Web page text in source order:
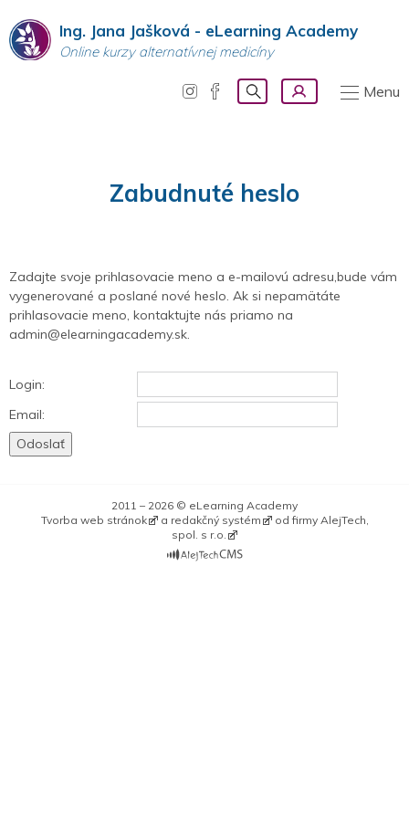
Ing. Jana Jašková - eLearning Academy
Online kurzy alternatívnej medicíny
Menu
Zabudnuté heslo
Zadajte svoje prihlasovacie meno a e-mailovú adresu,bude vám
vygenerované a poslané nové heslo. Ak si nepamätáte
prihlasovacie meno, kontaktujte nás priamo na
admin@elearningacademy.sk.
Login:
Email:
2011 – 2026 © eLearning Academy
Tvorba web stránok
a redakčný systém od firmy AlejTech,
spol. s r.o.